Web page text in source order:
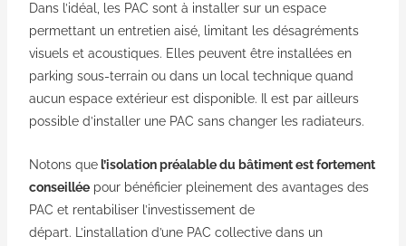
Dans l’idéal, les PAC sont à installer sur un espace
permettant un entretien aisé, limitant les désagréments
visuels et acoustiques. Elles peuvent être installées en
parking sous-terrain ou dans un local technique quand
aucun espace extérieur est disponible. Il est par ailleurs
possible d’installer une PAC sans changer les radiateurs.
Notons quel’isolation préalable du bâtiment est fortement
conseilléepour bénéficier pleinement des avantages des
PAC et rentabiliser l’investissement de
départ.
L’installation d’une PAC collective dans un